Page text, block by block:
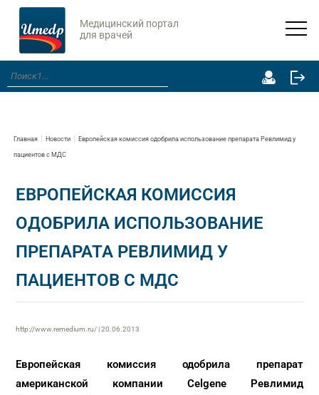
Медицинский портал
для врачей
Главная Новости Европейская комиссия одобрила использование препарата Ревлимид у
пациентов с MДС
ЕВРОПЕЙСКАЯ КОМИССИЯ
ОДОБРИЛА ИСПОЛЬЗОВАНИЕ
ПРЕПАРАТА РЕВЛИМИД У
ПАЦИЕНТОВ С MДС
http://www.remedium.ru/ | 20.06.2013
Европейская комиссия одобрила препарат
американской компании Celgene Ревлимид